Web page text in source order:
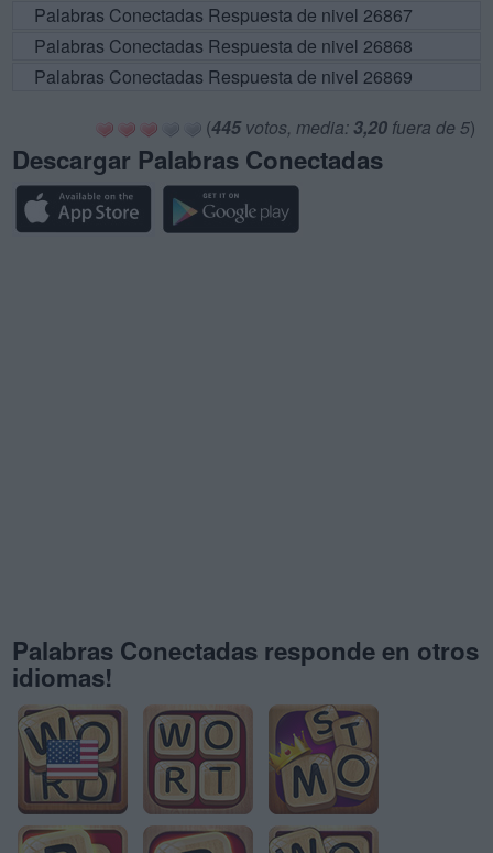
Palabras Conectadas Respuesta de nivel 26867
Palabras Conectadas Respuesta de nivel 26868
Palabras Conectadas Respuesta de nivel 26869
(445votos, media: 3,20 fuera de 5)
Descargar Palabras Conectadas
Palabras Conectadas responde en otros
idiomas!